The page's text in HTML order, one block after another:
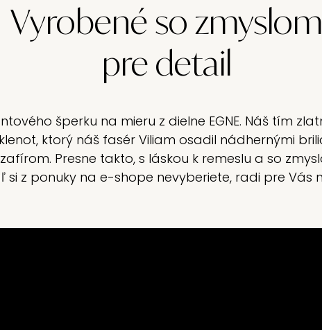
Vyrobené so zmyslom
pre detail
šperku na mieru z dielne EGNE. Náš tím
ktorý náš fasér Viliam osadil nádhernými
Presne takto, s láskou k remeslu a so
si z ponuky na e-shope nevyberiete, radi pre